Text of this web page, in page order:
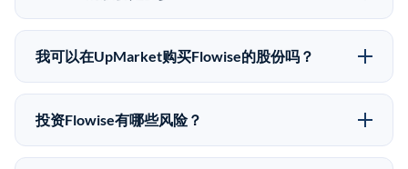
Flowise没有公开股价，因为它是一家私有公司。最近的
已知股价来自其最近一轮融资。 二级市场上的Pre-IPO
不同。
我可以在UpMarket购买Flowise的股份吗？
可以。合格投资者可以通过填写本页表单或在
upmarket.co创建账户来表达对Flowise股份的投资意
50,000美元。UpMarket是FINRA注册的经纪交易商，
投资Flowise有哪些风险？
Pre-IPO投资存在重大风险。Flowise的股份流动性低，